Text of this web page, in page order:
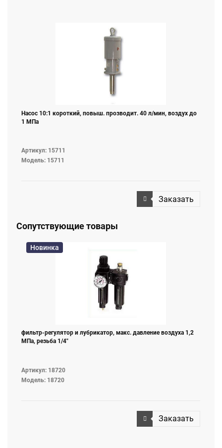
Насос 10:1 короткий, повыш. прозводит. 40 л/мин, воздух до
1 МПа
Артикул: 15711
Модель: 15711
Заказать
Сопутствующие товары
Новинка
фильтр-регулятор и лубрикатор, макс. давление воздуха 1,2
МПа, резьба 1/4"
Артикул: 18720
Модель: 18720
Заказать